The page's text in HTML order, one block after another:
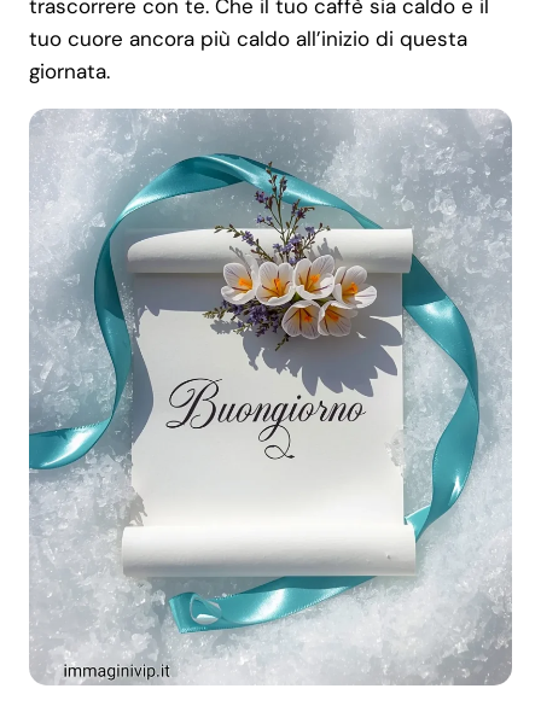
trascorrere con te. Che il tuo caffè sia caldo e il
tuo cuore ancora più caldo all’inizio di questa
giornata.